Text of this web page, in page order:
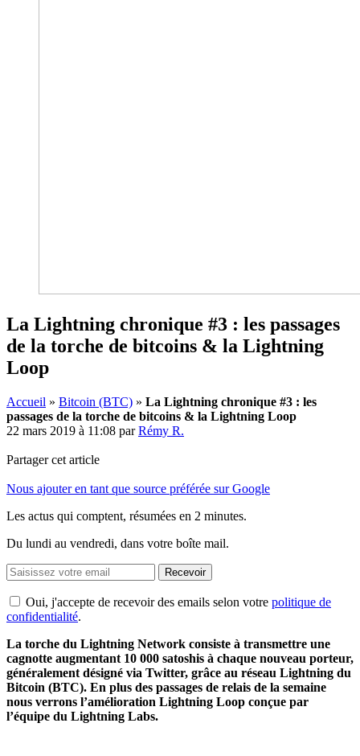
La Lightning chronique #3 : les passages
de la torche de bitcoins & la Lightning
Loop
Accueil » Bitcoin (BTC) » La Lightning chronique #3 : les
passages de la torche de bitcoins & la Lightning Loop
22 mars 2019 à 11:08 parRémy R.
Partager cet article
Nous ajouter en tant que source préférée sur Google
Les actus qui comptent, résumées en 2 minutes.
Du lundi au vendredi, dans votre boîte mail.
Recevoir
Oui, j'accepte de recevoir des emails selon votre politique de
confidentialité.
La torche du Lightning Network consiste à transmettre une
cagnotte augmentant 10 000 satoshis à chaque nouveau porteur,
généralement désigné via Twitter, grâce au réseau Lightning du
Bitcoin (BTC). En plus des passages de relais de la semaine
nous verrons l’amélioration Lightning Loop conçue par
l’équipe du Lightning Labs.